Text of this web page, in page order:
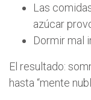
Las
azúcar
Dormir mal
El resultado:
hasta “mente